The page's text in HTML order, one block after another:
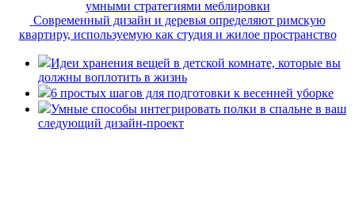
умными стратегиями меблировки
Современный дизайн и деревья определяют римскую
квартиру, используемую как студия и жилое пространство
Идеи хранения вещей в детской комнате, которые вы
должны воплотить в жизнь
6 простых шагов для подготовки к весенней уборке
Умные способы интегрировать полки в спальне в ваш
следующий дизайн-проект